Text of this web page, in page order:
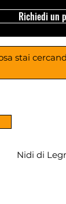
Richiedi un
Nidi di